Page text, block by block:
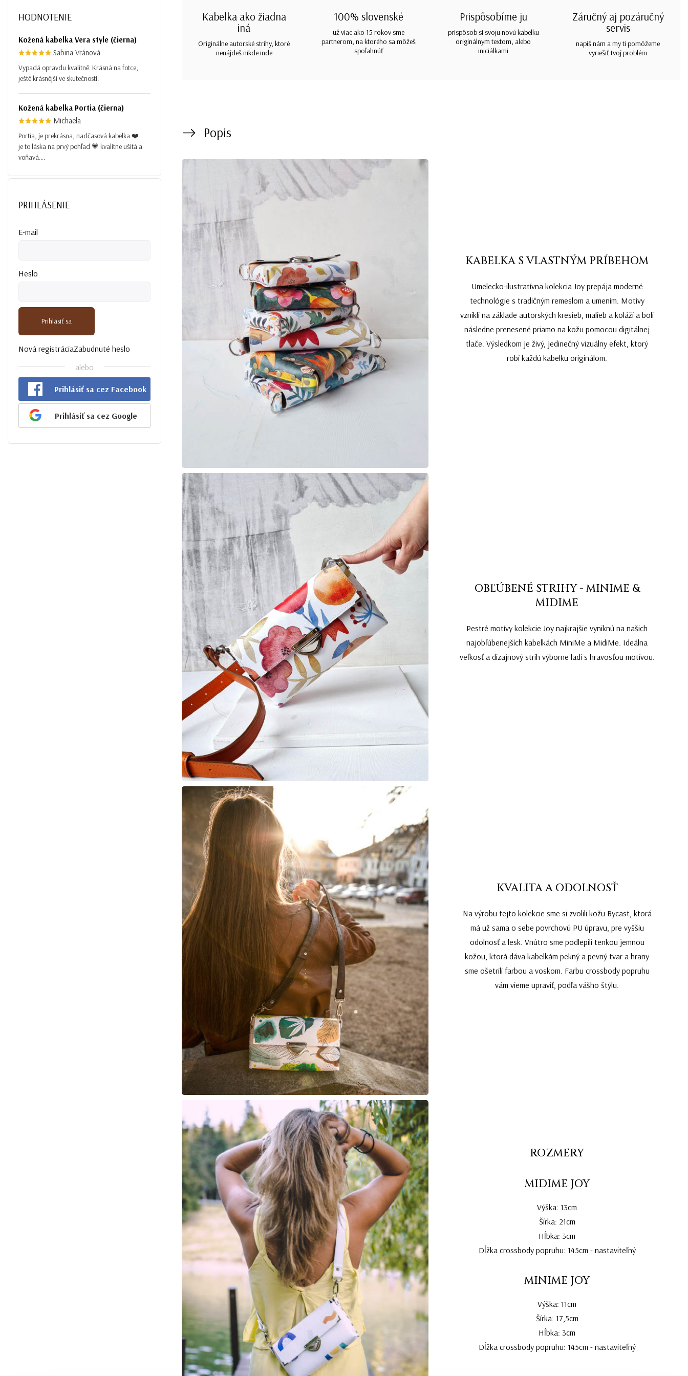
HODNOTENIE
Kožená kabelka Vera style (čierna)
Sabina Vránová
Vypadá opravdu kvalitně. Krásná na fotce,
ještě krásnější ve skutečnosti.
Kožená kabelka Portia (čierna)
Michaela
Portia, je prekrásna, nadčasová kabelka ❤️
je to láska na prvý pohľad 💗 kvalitne ušitá a
voňavá....
PRIHLÁSENIE
E-mail
Heslo
Prihlásiť sa
Nová registráciaZabudnuté heslo
alebo
Prihlásiť sa cez Facebook
Prihlásiť sa cez Google
Kabelka ako žiadna
iná
Originálne autorské strihy, ktoré
nenájdeš nikde inde
100% slovenské
už viac ako 15 rokov sme
partnerom, na ktorého sa môžeš
spoľahnúť
Prispôsobíme ju
prispôsob si svoju novú kabelku
originálnym textom, alebo
iniciálkami
Záručný aj pozáručný
servis
napíš nám a my ti pomôžeme
vyriešiť tvoj problém
Popis
KABELKA S VLASTNÝM PRÍBEHOM
Umelecko-ilustratívna kolekcia Joy prepája moderné
technológie s tradičným remeslom a umením. Motívy
vznikli na základe autorských kresieb, malieb a koláží a boli
následne prenesené priamo na kožu pomocou digitálnej
tlače. Výsledkom je živý, jedinečný vizuálny efekt, ktorý
robí každú kabelku originálom.
OBĽÚBENÉ STRIHY - MINIME &
MIDIME
Pestré motívy kolekcie Joy najkrajšie vyniknú na našich
najobľúbenejších kabelkách MiniMe a MidiMe. Ideálna
veľkosť a dizajnový strih výborne ladí s hravosťou motívou.
KVALITA A ODOLNOSŤ
Na výrobu tejto kolekcie sme si zvolili kožu Bycast, ktorá
má už sama o sebe povrchovú PU úpravu, pre vyššiu
odolnosť a lesk. Vnútro sme podlepili tenkou jemnou
kožou, ktorá dáva kabelkám pekný a pevný tvar a hrany
sme ošetrili farbou a voskom. Farbu crossbody popruhu
vám vieme upraviť, podľa vášho štýlu.
ROZMERY
MIDIME JOY
Výška: 13cm
Šírka: 21cm
Hĺbka: 3cm
Dĺžka crossbody popruhu: 145cm - nastaviteľný
MINIME JOY
Výška: 11cm
Šírka: 17,5cm
Hĺbka: 3cm
Dĺžka crossbody popruhu: 145cm - nastaviteľný